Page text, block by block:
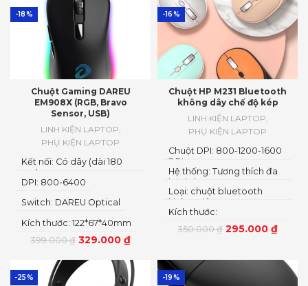
-18%
Chuột Gaming DAREU
EM908X (RGB, Bravo
Sensor, USB)
LINH KIỆN LAPTOP,
PHỤ KIỆN LAPTOP
399.000₫ 329.000 ₫
Kích thước: 122*67*40mm
Switch: DAREU Optical
DPI: 800-6400
Kết nối: Có dây (dài 180
cm)
-16%
Chuột HP M231 Bluetooth
không dây chế độ kép
LINH KIỆN LAPTOP,
PHỤ KIỆN LAPTOP
350.000₫ 295.000 ₫
Kích thước:
Loại: chuột bluetooth
không dây
Hệ thống: Tương thích đa
hệ thống
Chuột DPI: 800-1200-1600
DPI
-25% -19%